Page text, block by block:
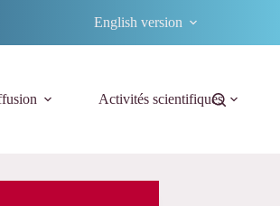
English version
Activités scientifiques